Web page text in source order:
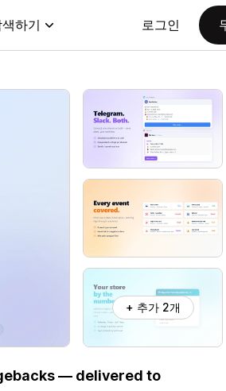
하기 로그인
+ 추가 2개
— delivered to